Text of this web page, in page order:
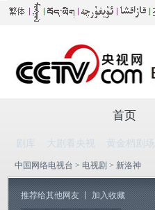
首页
剧库 大剧看央视 黄金档剧场
中国网络电视台 > 电视剧 > 新洛神
推荐给其他网友 加入收藏